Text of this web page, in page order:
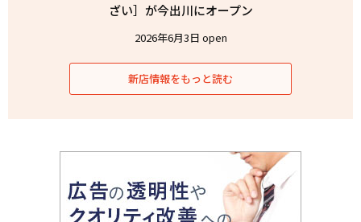
ざい］が今出川にオープン
2026年6月3日 open
新店情報をもっと読む